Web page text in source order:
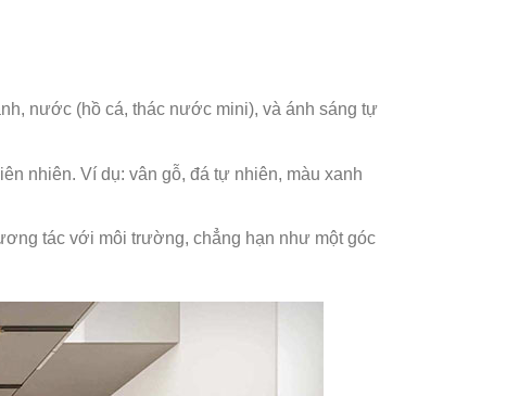
nước (hồ cá, thác nước mini), và ánh sáng tự
nhiên. Ví dụ: vân gỗ, đá tự nhiên, màu xanh
tác với môi trường, chẳng hạn như một góc